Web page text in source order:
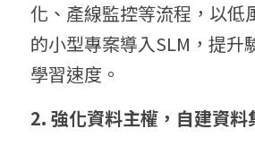
化、產線監控等流程，以低
的小型專案導入SLM，提升
學習速度。
2. 強化資料主權，自建資料